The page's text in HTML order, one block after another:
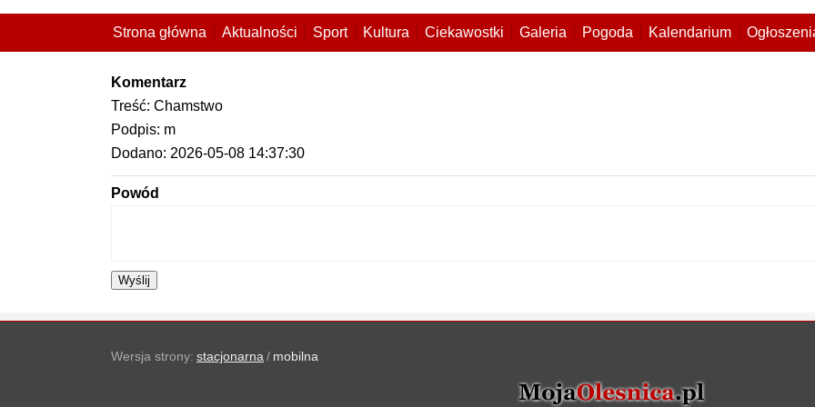
Strona główna Aktualności Sport Kultura Ciekawostki Galeria Pogoda Kalendarium
Komentarz
Treść: Chamstwo
Podpis: m
Dodano: 2026-05-08 14:37:30
Powód
Wyślij
Wersja strony: stacjonarna/ mobilna